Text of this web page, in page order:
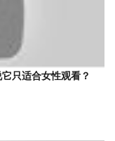
只适合女性观看？